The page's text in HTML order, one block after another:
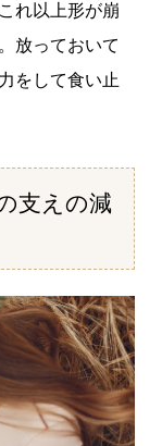
れ以上形が崩
放っておいて
をして食い止
支えの減